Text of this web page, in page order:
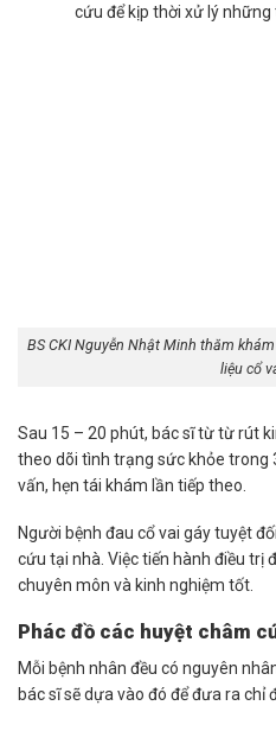
cứu để kịp thời xử lý những
BS CKI Nguyễn Nhật Minh thăm
liệu cổ
Sau 15 – 20 phút, bác sĩ từ từ rút
theo dõi tình trạng sức khỏe trong
vấn, hẹn tái khám lần tiếp theo.
Người bệnh đau cổ vai gáy tuyệt
cứu tại nhà. Việc tiến hành điều trị
chuyên môn và kinh nghiệm tốt.
Phác đồ các huyệt châm
Mỗi bệnh nhân đều có nguyên
bác sĩ sẽ dựa vào đó để đưa ra chỉ